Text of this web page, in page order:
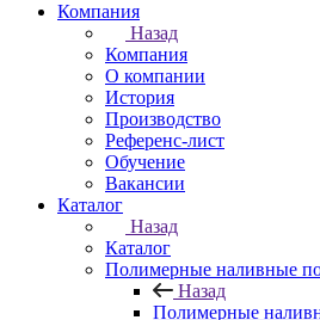
Компания
Назад
Компания
О компании
История
Производство
Референс-лист
Обучение
Вакансии
Каталог
Назад
Каталог
Полимерные наливные
Назад
Полимерные